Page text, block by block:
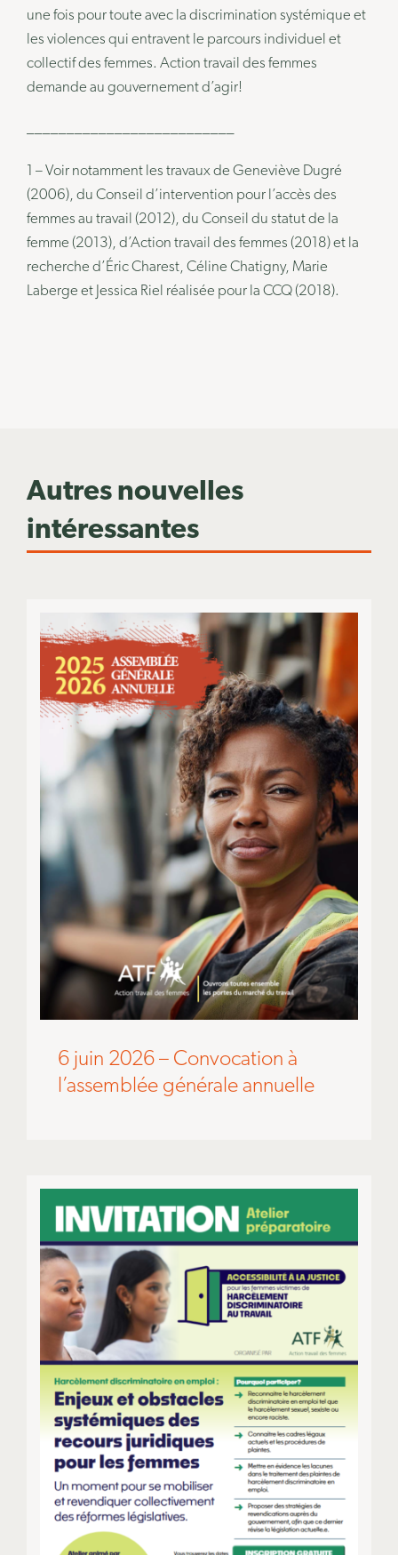
une fois pour toute avec la discrimination systémique et
les violences qui entravent le parcours individuel et
collectif des femmes. Action travail des femmes
demande au gouvernement d’agir!
1 – Voir notamment les travaux de Geneviève Dugré
(2006), du Conseil d’intervention pour l’accès des
femmes au travail (2012), du Conseil du statut de la
femme (2013), d’Action travail des femmes (2018) et la
recherche d’Éric Charest, Céline Chatigny, Marie
Laberge et Jessica Riel réalisée pour la CCQ (2018).
Autres nouvelles
intéressantes
6 juin 2026 – Convocation à
l’assemblée générale annuelle